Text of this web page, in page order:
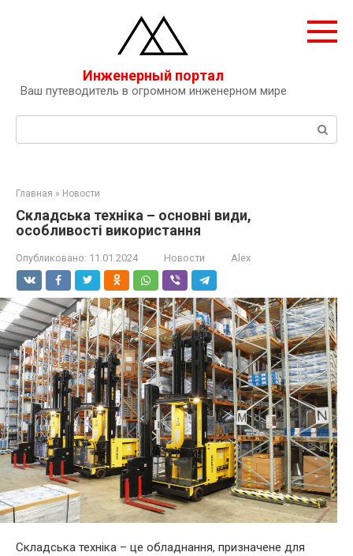
Инженерный портал
Ваш путеводитель в огромном инженерном мире
Поиск:
Главная » Новости
Складська техніка – основні види,
особливості використання
Опубликовано: 11.01.2024 Новости Alex
Складська техніка – це обладнання, призначене для